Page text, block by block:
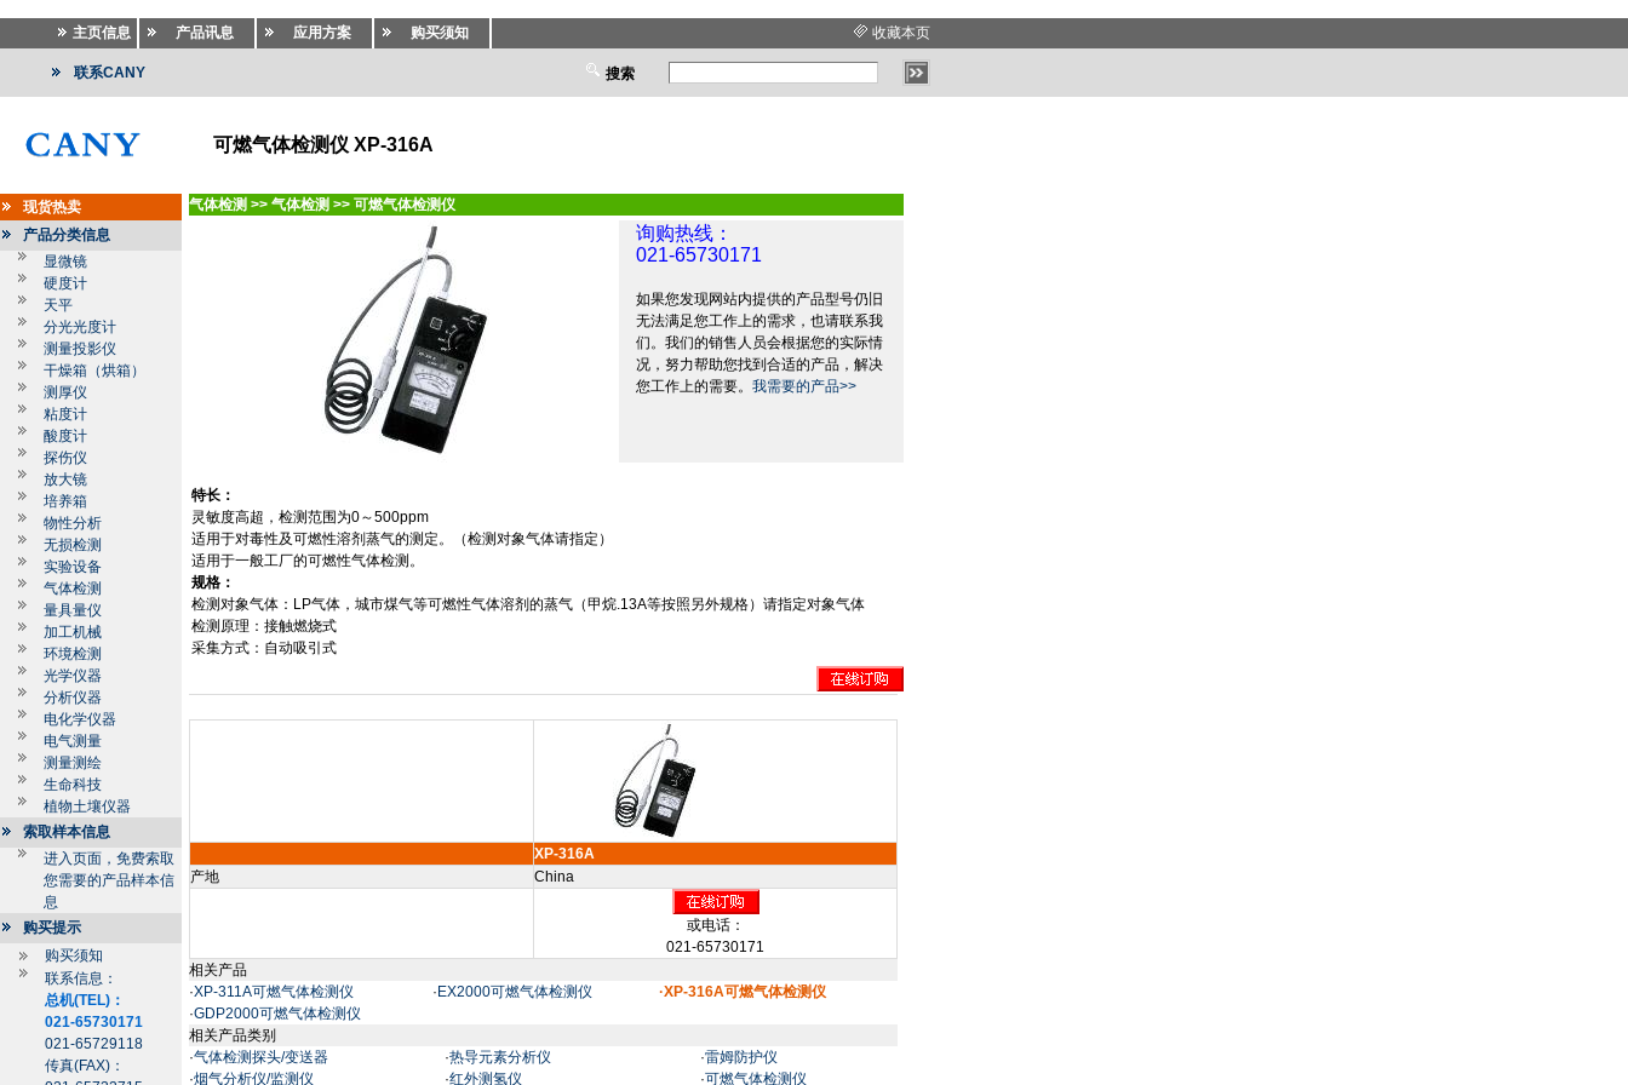
主页信息 产品讯息 应用方案 购买须知 收藏本页
联系CANY 搜索
可燃气体检测仪 XP-316A
现货热卖
产品分类信息
显微镜
硬度计
天平
分光光度计
测量投影仪
干燥箱（烘箱）
测厚仪
粘度计
酸度计
探伤仪
放大镜
培养箱
物性分析
无损检测
实验设备
气体检测
量具量仪
加工机械
环境检测
光学仪器
分析仪器
电化学仪器
电气测量
测量测绘
生命科技
植物土壤仪器
索取样本信息
进入页面，免费索取
您需要的产品样本信
息
购买提示
购买须知
联系信息：
总机(TEL)：
021-65730171
021-65729118
传真(FAX)：
气体检测 >> 气体检测 >> 可燃气体检测仪
询购热线：
021-65730171
如果您发现网站内提供的产品型号仍旧
无法满足您工作上的需求，也请联系我
们。我们的销售人员会根据您的实际情
况，努力帮助您找到合适的产品，解决
您工作上的需要。 我需要的产品>>
特长：
灵敏度高超，检测范围为0～500ppm
适用于对毒性及可燃性溶剂蒸气的测定。（检测对象气体请指定）
适用于一般工厂的可燃性气体检测。
规格：
检测对象气体： LP气体，城市煤气等可燃性气体溶剂的蒸气（甲烷.13A等按照另外规格）请指定对象气体
检测原理：接触燃烧式
采集方式：自动吸引式
XP-316A
产地
China
或电话：
021-65730171
相关产品
·XP-311A可燃气体检测仪 · EX2000可燃气体检测仪
·XP-316A可燃气体检测仪
·GDP2000可燃气体检测仪
相关产品类别
·气体检测探头/变送器 ·热导元素分析仪 ·雷姆防护仪
·烟气分析仪/监测仪 ·红外测氢仪 ·可燃气体检测仪